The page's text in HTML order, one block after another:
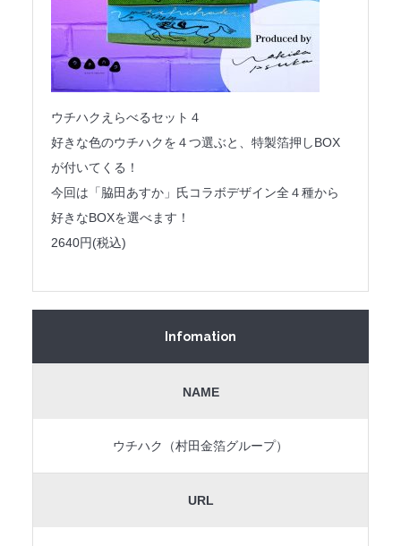
ウチハクえらべるセット４
好きな色のウチハクを４つ選ぶと、特製箔押しBOX
が付いてくる！
今回は「脇田あすか」氏コラボデザイン全４種から
好きなBOXを選べます！
2640円(税込)
Infomation
NAME
ウチハク（村田金箔グループ）
URL